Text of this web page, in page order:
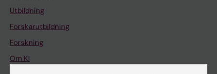
Utbildning
Forskarutbildning
Forskning
Om KI